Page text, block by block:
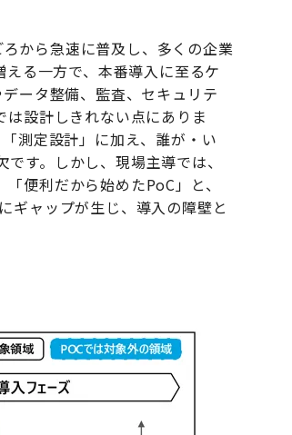
から急速に普及し、多くの企業
る一方で、本番導入に至るケ
ータ整備、監査、セキュリテ
設計しきれない点にありま
測定設計」に加え、誰が・い
す。しかし、現場主導では、
便利だから始めたPoC」と、
ギャップが生じ、導入の障壁と